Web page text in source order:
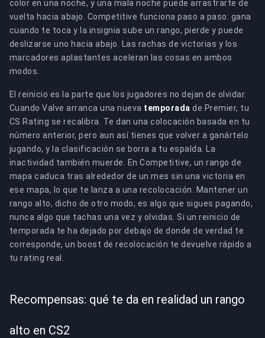
color en una noche, y una mala noche puede arrastrarte de
vuelta hacia abajo. Competitive funciona paso a paso: gana
cuando te toca y la insignia sube un rango, pierde y puede
deslizarse uno hacia abajo. Las rachas de victorias y los
marcadores aplastantes aceleran las cosas en ambos
modos.
El reinicio es la parte que los jugadores no dejan de olvidar.
Cuando Valve arranca una nueva temporada de Premier, tu
CS Rating se recalibra. Te dan una colocación basada en tu
número anterior, pero aun así tienes que volver a ganártelo
jugando, y la clasificación se borra a tu espalda. La
inactividad también muerde. En Competitive, un rango de
mapa caduca tras alrededor de un mes sin una victoria en
ese mapa, lo que te lanza a una recolocación. Mantener un
rango alto, dicho de otro modo, es algo que sigues pagando,
nunca algo que tachas una vez y olvidas. Si un reinicio de
temporada te ha dejado por debajo de donde de verdad te
corresponde, un boost de recolocación te devuelve rápido a
tu rating real.
Recompensas: qué te da en realidad un rango
alto en CS2